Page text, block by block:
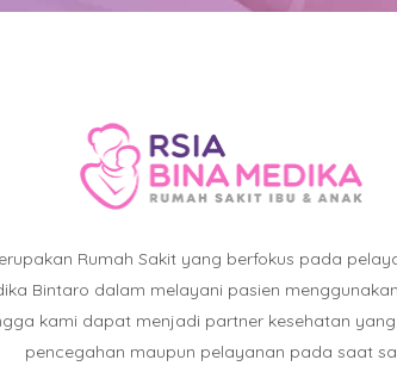
Rumah Sakit yang berfokus pada
Bintaro dalam melayani pasien
kami dapat menjadi partner kesehatan
pencegahan maupun pelayanan pada saat